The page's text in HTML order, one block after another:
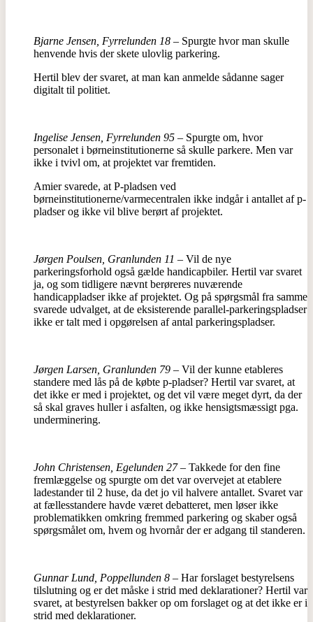
Bjarne Jensen, Fyrrelunden 18 – Spurgte hvor man skulle
henvende hvis der skete ulovlig parkering.
Hertil blev der svaret, at man kan anmelde sådanne sager
digitalt til politiet.
Ingelise Jensen, Fyrrelunden 95 – Spurgte om, hvor
personalet i børneinstitutionerne så skulle parkere. Men var
ikke i tvivl om, at projektet var fremtiden.
Amier svarede, at P-pladsen ved
børneinstitutionerne/varmecentralen ikke indgår i antallet af p-
pladser og ikke vil blive berørt af projektet.
Jørgen Poulsen, Granlunden 11 – Vil de nye
parkeringsforhold også gælde handicapbiler. Hertil var svaret
ja, og som tidligere nævnt berøreres nuværende
handicappladser ikke af projektet. Og på spørgsmål fra samme
svarede udvalget, at de eksisterende parallel-parkeringspladser
ikke er talt med i opgørelsen af antal parkeringspladser.
Jørgen Larsen, Granlunden 79 – Vil der kunne etableres
standere med lås på de købte p-pladser? Hertil var svaret, at
det ikke er med i projektet, og det vil være meget dyrt, da der
så skal graves huller i asfalten, og ikke hensigtsmæssigt pga.
underminering.
John Christensen, Egelunden 27– Takkede for den fine
fremlæggelse og spurgte om det var overvejet at etablere
ladestander til 2 huse, da det jo vil halvere antallet. Svaret var
at fællesstandere havde været debatteret, men løser ikke
problematikken omkring fremmed parkering og skaber også
spørgsmålet om, hvem og hvornår der er adgang til standeren.
Gunnar Lund, Poppellunden 8 – Har forslaget bestyrelsens
tilslutning og er det måske i strid med deklarationer? Hertil var
svaret, at bestyrelsen bakker op om forslaget og at det ikke er i
strid med deklarationer.